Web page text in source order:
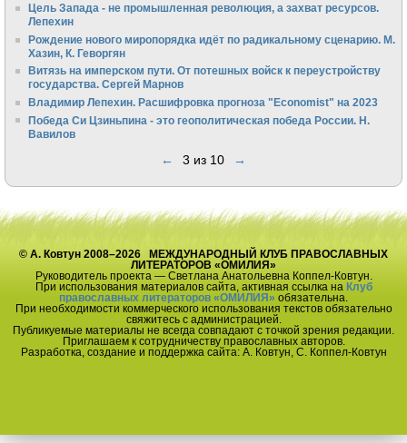
Цель Запада - не промышленная революция, а захват ресурсов.
Лепехин
Рождение нового миропорядка идёт по радикальному сценарию. М.
Хазин, К. Геворгян
Витязь на имперском пути. От потешных войск к переустройству
государства. Сергей Марнов
Владимир Лепехин. Расшифровка прогноза "Economist" на 2023
Победа Си Цзиньпина - это геополитическая победа России. Н.
Вавилов
← 3 из 10 →
© А. Ковтун 2008–2026 МЕЖДУНАРОДНЫЙ КЛУБ ПРАВОСЛАВНЫХ
ЛИТЕРАТОРОВ «ОМИЛИЯ»
Руководитель проекта — Светлана Анатольевна Коппел-Ковтун.
При использования материалов сайта, активная ссылка на Клуб
православных литераторов «ОМИЛИЯ» обязательна.
При необходимости коммерческого использования текстов обязательно
свяжитесь с администрацией.
Публикуемые материалы не всегда совпадают с точкой зрения редакции.
Приглашаем к сотрудничеству православных авторов.
Разработка, создание и поддержка сайта: А. Ковтун, С. Коппел-Ковтун